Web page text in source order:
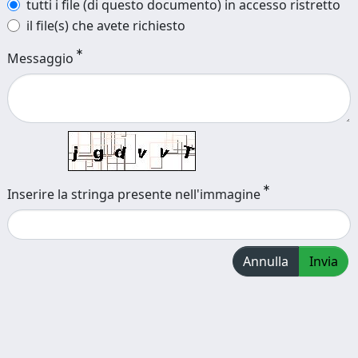
tutti i file (di questo documento) in accesso ristretto
il file(s) che avete richiesto
Messaggio
Inserire la stringa presente nell'immagine
Annulla Invia